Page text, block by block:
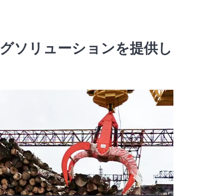
ソリューションを提供し